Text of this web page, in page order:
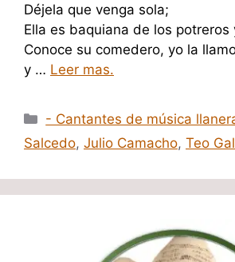
Déjela que venga sola;
Ella es baquiana de los potreros
Conoce su comedero, yo la
y … Leer mas.
Categorías
- Cantantes de música
Salcedo, Julio Camacho, Teo